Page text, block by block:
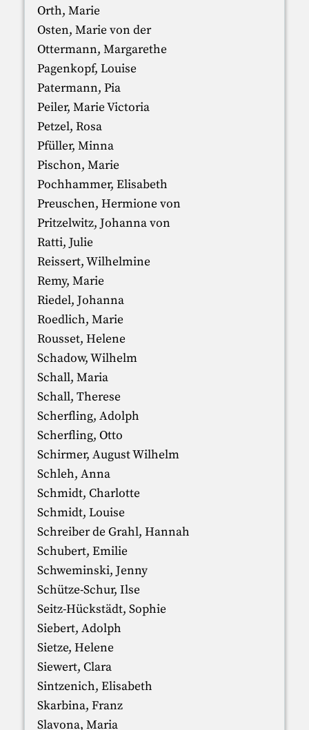
Orth, Marie
Osten, Marie von der
Ottermann, Margarethe
Pagenkopf, Louise
Patermann, Pia
Peiler, Marie Victoria
Petzel, Rosa
Pfüller, Minna
Pischon, Marie
Pochhammer, Elisabeth
Preuschen, Hermione von
Pritzelwitz, Johanna von
Ratti, Julie
Reissert, Wilhelmine
Remy, Marie
Riedel, Johanna
Roedlich, Marie
Rousset, Helene
Schadow, Wilhelm
Schall, Maria
Schall, Therese
Scherfling, Adolph
Scherfling, Otto
Schirmer, August Wilhelm
Schleh, Anna
Schmidt, Charlotte
Schmidt, Louise
Schreiber de Grahl, Hannah
Schubert, Emilie
Schweminski, Jenny
Schütze-Schur, Ilse
Seitz-Hückstädt, Sophie
Siebert, Adolph
Sietze, Helene
Siewert, Clara
Sintzenich, Elisabeth
Skarbina, Franz
Slavona, Maria